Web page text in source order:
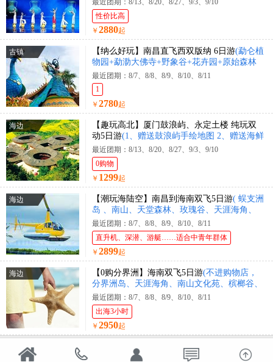
最近团期：8/13、8/20、8/27、9/3、9/10
性价比高
￥ 2880起
古镇 【纳么好玩】南昌直飞西双版纳 6日游(勐仑植
物园+勐泐大佛寺+野象谷+花卉园+原始森林
公园+花卉园+曼迈集市+星光夜市)
最近团期：8/7、8/8、8/9、8/10、8/11
1
￥ 2780起
海边
【趣玩高北】厦门鼓浪屿、永定土楼 纯玩双
动5日游(1、赠送鼓浪屿手绘地图 2、赠送海鲜
大咖锅)
最近团期：8/13、8/20、8/27、9/3、9/10
0购物
￥ 1299起
海边 【潮玩海陆空】南昌到海南双飞5日游( 蜈支洲
岛 、南山、天堂森林、玫瑰谷、天涯海角、
直升机体验、豪华游艇出海 )
最近团期：8/7、8/8、8/9、8/10、8/11
直升机、深潜、游艇……适合中青年群体
￥ 2899起
海边 【0购分界洲】海南双飞5日游(不进购物店，
分界洲岛、天涯海角、南山文化苑、槟榔谷、
黎王夜宴)
最近团期：8/7、8/8、8/9、8/10、8/11
出海3小时
￥ 2950起